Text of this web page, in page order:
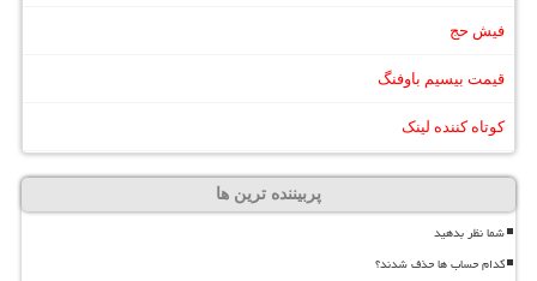
فیش حج
قیمت بیسیم باوفنگ
کوتاه کننده لینک
پربیننده ترین ها
شما نظر بدهید
کدام حساب ها حذف شدند؟